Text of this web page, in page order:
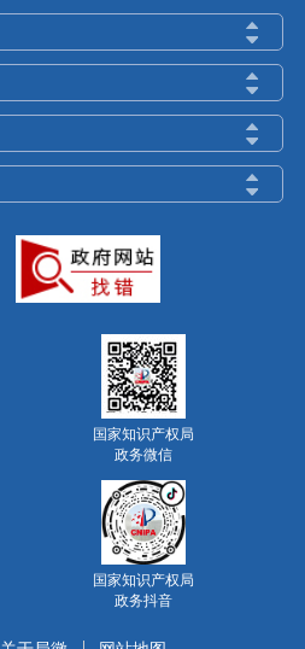
国家知识产权局
政务微信
国家知识产权局
政务抖音